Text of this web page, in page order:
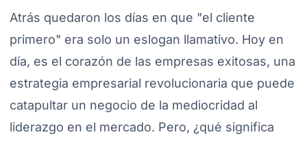
Atrás quedaron los días en que "el cliente
primero" era solo un eslogan llamativo. Hoy en
día, es el corazón de las empresas exitosas, una
estrategia empresarial revolucionaria que puede
catapultar un negocio de la mediocridad al
liderazgo en el mercado. Pero, ¿qué significa